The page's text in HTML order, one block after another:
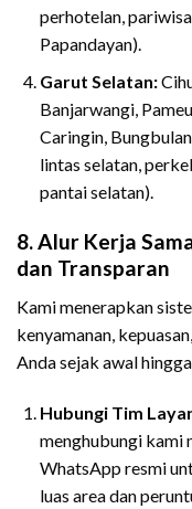
perhotelan,
Papandayan).
Garut Selatan:
Banjarwangi,
Caringin,
lintas selatan,
pantai selatan).
8. Alur Kerja
dan Transparan
Kami menerapkan
kenyamanan,
Anda sejak awal
Hubungi Tim
menghubungi kami
WhatsApp resmi
luas area dan